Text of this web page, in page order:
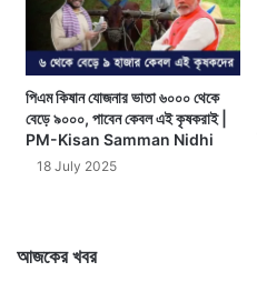
পিএম কিষান যোজনার ভাতা ৬০০০ থেকে
বেড়ে ৯০০০, পাবেন কেবল এই কৃষকরাই |
PM-Kisan Samman Nidhi
18 July 2025
আজকের খবর